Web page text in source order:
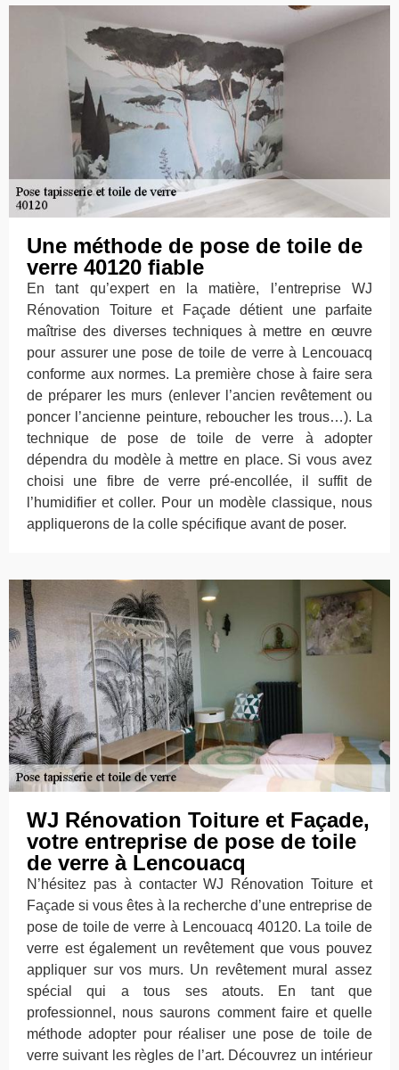
Une méthode de pose de toile de
verre 40120 fiable
En tant qu’expert en la matière, l’entreprise WJ
Rénovation Toiture et Façade détient une parfaite
maîtrise des diverses techniques à mettre en œuvre
pour assurer une pose de toile de verre à Lencouacq
conforme aux normes. La première chose à faire sera
de préparer les murs (enlever l’ancien revêtement ou
poncer l’ancienne peinture, reboucher les trous…). La
technique de pose de toile de verre à adopter
dépendra du modèle à mettre en place. Si vous avez
choisi une fibre de verre pré-encollée, il suffit de
l’humidifier et coller. Pour un modèle classique, nous
appliquerons de la colle spécifique avant de poser.
WJ Rénovation Toiture et Façade,
votre entreprise de pose de toile
de verre à Lencouacq
N’hésitez pas à contacter WJ Rénovation Toiture et
Façade si vous êtes à la recherche d’une entreprise de
pose de toile de verre à Lencouacq 40120. La toile de
verre est également un revêtement que vous pouvez
appliquer sur vos murs. Un revêtement mural assez
spécial qui a tous ses atouts. En tant que
professionnel, nous saurons comment faire et quelle
méthode adopter pour réaliser une pose de toile de
verre suivant les règles de l’art. Découvrez un intérieur